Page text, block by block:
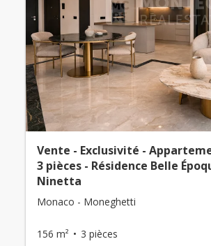
Vente - Exclusivité -
3 pièces - Résidence Belle
Ninetta
Monaco - Moneghetti
156 m² 3 pièces